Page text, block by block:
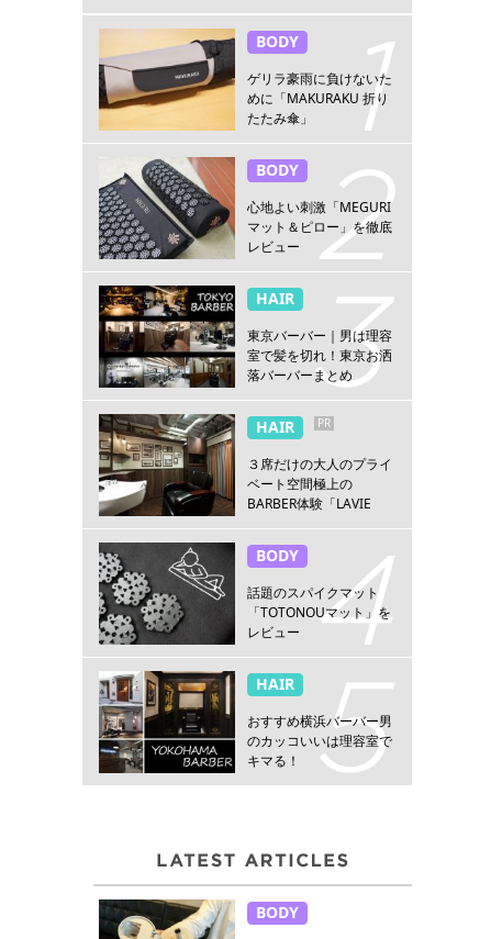
BODY
ゲリラ豪雨に負けないた
めに「MAKURAKU 折り
たたみ傘」
BODY
心地よい刺激「MEGURI
マット＆ピロー」を徹底
レビュー
HAIR
東京バーバー｜男は理容
室で髪を切れ！東京お洒
落バーバーまとめ
HAIR PR
３席だけの大人のプライ
ベート空間極上の
BARBER体験「LAVIE
BARBER HANARE新宿
店」
BODY
話題のスパイクマット
「TOTONOUマット」を
レビュー
HAIR
おすすめ横浜バーバー男
のカッコいいは理容室で
キマる！
BODY